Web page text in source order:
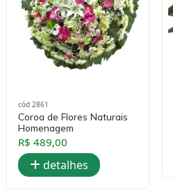
cód 2861
Coroa de Flores Naturais
Homenagem
R$ 489,00
detalhes